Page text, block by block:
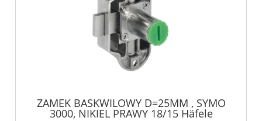
ZAMEK BASKWILOWY D=25MM , SYMO
3000, NIKIEL PRAWY 18/15 Häfele